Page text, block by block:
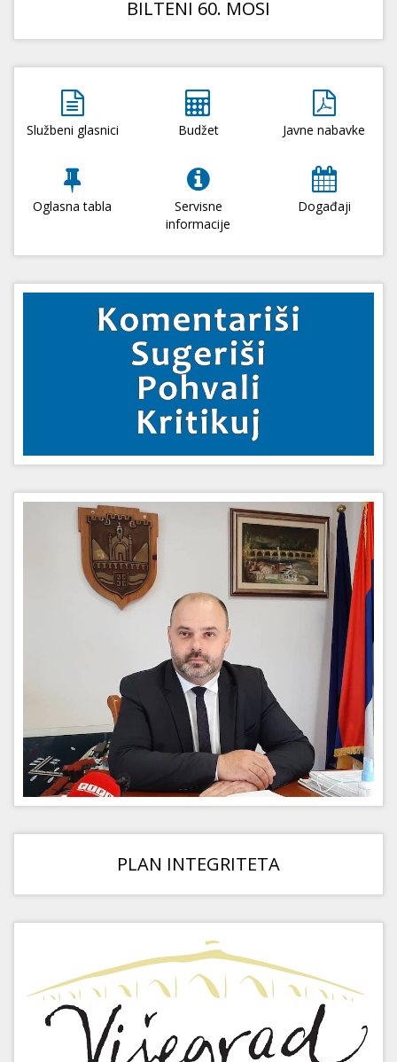
BILTENI 60. MOSI
Službeni glasnici Budžet Javne nabavke
Oglasna tabla
Servisne
informacije
Događaji
PLAN INTEGRITETA